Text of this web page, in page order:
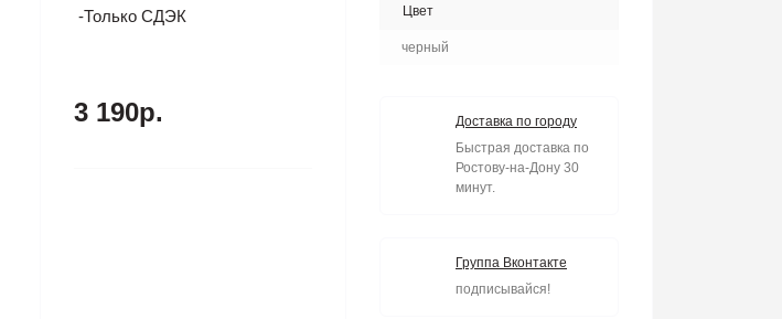
-Только СДЭК
3 190р.
Цвет
черный
Доставка по городу
Быстрая доставка по
Ростову-на-Дону 30
минут.
Группа Вконтакте
подписывайся!